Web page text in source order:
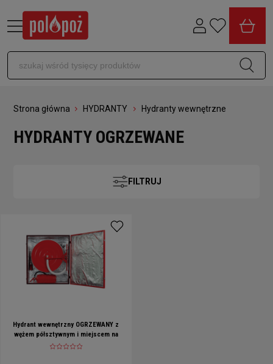
Strona główna HYDRANTY Hydranty wewnętrzne
HYDRANTY OGRZEWANE
FILTRUJ
Hydrant wewnętrzny OGRZEWANY z
wężem półsztywnym i miejscem na
gaśnicę pod spodem Supron 3